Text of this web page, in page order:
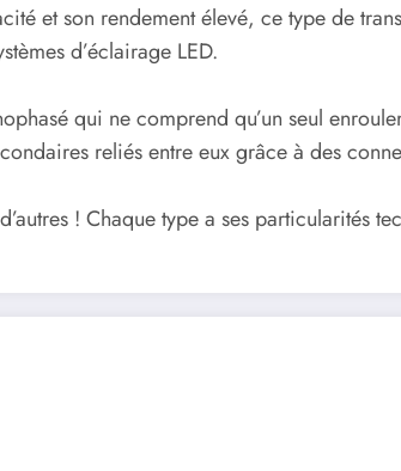
et son rendement élevé, ce type de
d’éclairage LED.
qui ne comprend qu’un seul
reliés entre eux grâce à des
! Chaque type a ses